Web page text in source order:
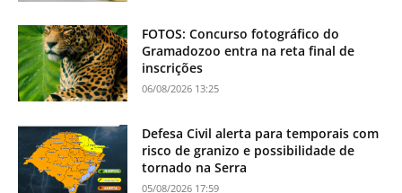
FOTOS: Concurso fotográfico do
Gramadozoo entra na reta final de
inscrições
06/08/2026 13:25
Defesa Civil alerta para temporais com
risco de granizo e possibilidade de
tornado na Serra
05/08/2026 17:59